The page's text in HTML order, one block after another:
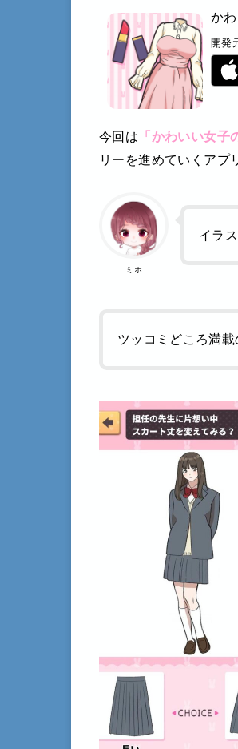
か
開発
今回は 「かわいい女子
リーを進めていくアプ
ミホ
イラ
ツッコミどころ満載